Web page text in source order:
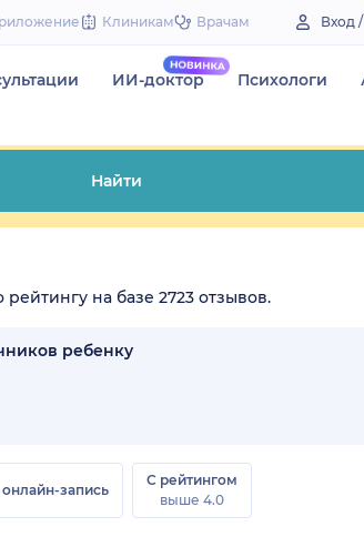
Клиникам Врачам Вход
ИИ-доктор Психологи
Найти
на базе 2723 отзывов.
ребенку
онлайн-запись
С рейтингом
выше 4.0